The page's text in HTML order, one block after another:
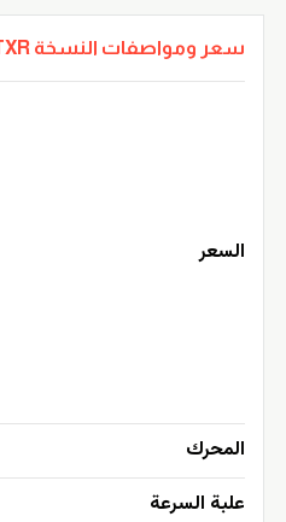
سعر ومواصفات النسخة 2.4TC I4 TXR دفع رباعي
السعر
المحرك
علبة السرعة